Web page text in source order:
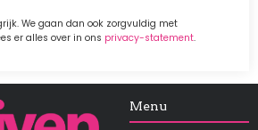
We gaan dan ook zorgvuldig met
er alles over in ons privacy-statement.
Menu